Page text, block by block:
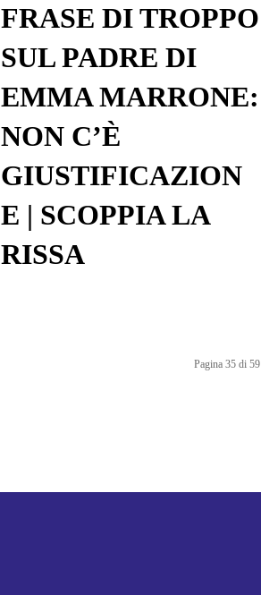
FRASE DI TROPPO
SUL PADRE DI
EMMA MARRONE:
NON C’È
GIUSTIFICAZION
E | SCOPPIA LA
RISSA
Pagina 35 di 59